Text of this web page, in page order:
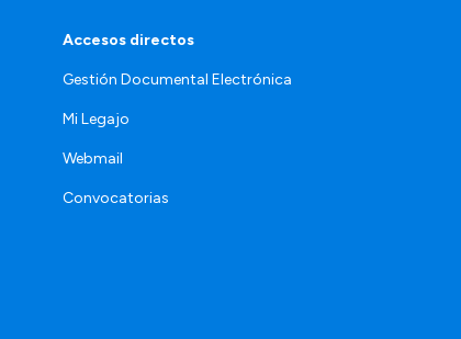
Accesos directos
Gestión Documental Electrónica
Mi Legajo
Webmail
Convocatorias